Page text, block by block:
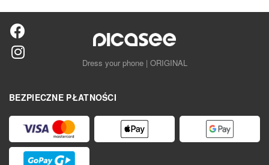
Dress your phone | ORIGINAL
BEZPIECZNE PŁATNOŚCI